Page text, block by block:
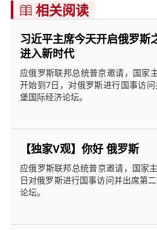
 相关阅读
习近平主席今天开启俄罗斯
进入新时代
应俄罗斯联邦总统普京邀请，国家
开始到7日，对俄罗斯进行国事访
堡国际经济论坛。
【独家V观】你好 俄罗斯
应俄罗斯联邦总统普京邀请，国家
日对俄罗斯进行国事访问并出席第
论坛。